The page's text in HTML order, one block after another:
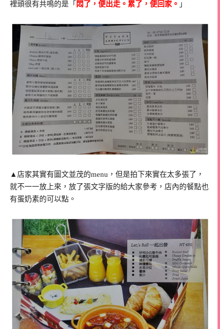
裡頭很有共鳴的是「 悶了，便出走。累了，便回家。 」
▲店家其實有圖文並茂的menu，但是拍下來實在太多張了，
就不一一放上來，放了張文字版的給大家參考，店內的餐點也
有蛋奶素的可以點。